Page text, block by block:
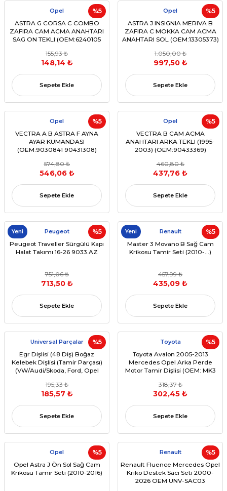
%5
Opel
ASTRA G CORSA C COMBO
ZAFIRA CAM ACMA ANAHTARI
SAG ON TEKLI (OEM:6240105
155,93 ₺
148,14 ₺
Sepete Ekle
%5
Opel
ASTRA J INSIGNIA MERIVA B
ZAFIRA C MOKKA CAM ACMA
ANAHTARI SOL (OEM:13305373)
1.050,00 ₺
997,50 ₺
Sepete Ekle
%5
Opel
VECTRA A B ASTRA F AYNA
AYAR KUMANDASI
(OEM:9030841 90431308)
574,80 ₺
546,06 ₺
Sepete Ekle
%5
Opel
VECTRA B CAM ACMA
ANAHTARI ARKA TEKLI (1995-
2003) (OEM:90433369)
460,80 ₺
437,76 ₺
Sepete Ekle
%5
Yeni Peugeot
Peugeot Traveller Sürgülü Kapı
Halat Takımı 16-26 9033.AZ
751,06 ₺
713,50 ₺
Sepete Ekle
%5
Yeni Renault
Master 3 Movano B Sağ Cam
Krikosu Tamir Seti (2010-...)
457,99 ₺
435,09 ₺
Sepete Ekle
%5
Universal Parçalar
Egr Dişlisi (48 Diş) Boğaz
Kelebek Dişlisi (Tamir Parçası)
(VW/Audi/Skoda, Ford, Opel
195,33 ₺
185,57 ₺
Sepete Ekle
%5
Toyota
Toyota Avalon 2005-2013
Mercedes Opel Arka Perde
Motor Tamir Dişlisi (OEM: MK3
318,37 ₺
302,45 ₺
Sepete Ekle
%5
Opel
Opel Astra J Ön Sol Sağ Cam
Krikosu Tamir Seti (2010-2016)
%5
Renault
Renault Fluence Mercedes Opel
Kriko Destek Sacı Seti 2000-
2026 OEM UNV-SAC03